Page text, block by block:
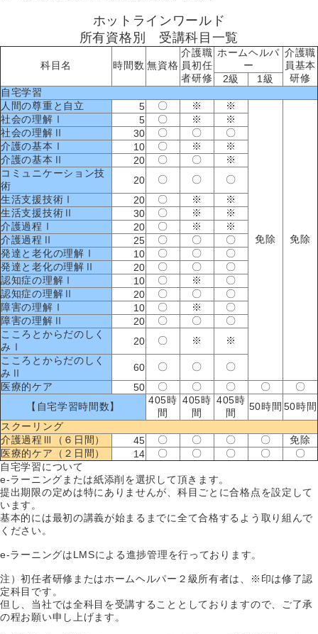
ホットラインワールド
所有資格別 受講科目一覧
科目名 時間数 無資格
介護職
員初任
者研修
ホームヘルパ
ー
介護職
員基本
研修
2級
1級
自宅学習
人間の尊重と自立
5 〇 ※ ※
免除 免除
社会の理解Ⅰ 5 〇 ※
※
社会の理解Ⅱ
30 〇 〇
〇
介護の基本Ⅰ
10 〇 ※
※
介護の基本Ⅱ
20 〇 〇
※
コミュニケーション技
術
20 〇 〇
〇
生活支援技術Ⅰ
20 〇 ※
※
生活支援技術Ⅱ
30 〇 ※
※
介護過程Ⅰ
20 〇 ※
※
介護過程Ⅱ
25 〇 〇
〇
発達と老化の理解Ⅰ
10 〇 〇
〇
発達と老化の理解Ⅱ
20 〇 〇
〇
認知症の理解Ⅰ
10 〇 ※
〇
認知症の理解Ⅱ
20 〇 〇
〇
障害の理解Ⅰ
10 〇 ※
〇
障害の理解Ⅱ
20 〇 〇
〇
こころとからだのしく
みⅠ
20 〇 ※
※
こころとからだのしく
みⅡ
60 〇 〇
〇
医療的ケア
50 〇 〇 〇 〇
〇
【自宅学習時間数】
405時
間
405時
間
405時
間
50時間 50時間
スクーリング
介護過程Ⅲ（６日間）
45 〇 〇 〇 〇
免除
医療的ケア（２日間）
14 〇 〇 〇 〇
〇
自宅学習について
e-ラーニングまたは紙添削を選択して頂きます。
提出期限の定めは特にありませんが、科目ごとに合格点を設定して
います。
基本的には最初の講義が始まるまでに全て合格するよう取り組んで
ください。
e-ラーニングはLMSによる進捗管理を行っております。
注）初任者研修またはホームヘルパー２級所有者は、※印は修了認
定科目です。
但し、当社では全科目を受講することとしておりますので、ご了承
の程お願い申し上げます。